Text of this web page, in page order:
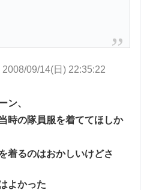
2008/09/14(日) 22:35:22
ン、
時の隊員服を着ててほしか
着るのはおかしいけどさ
よかった